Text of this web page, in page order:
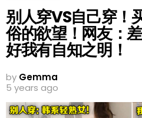
别人穿VS自己穿！
俗的欲望！网友：
好我有自知之明！
by Gemma
5 years ago